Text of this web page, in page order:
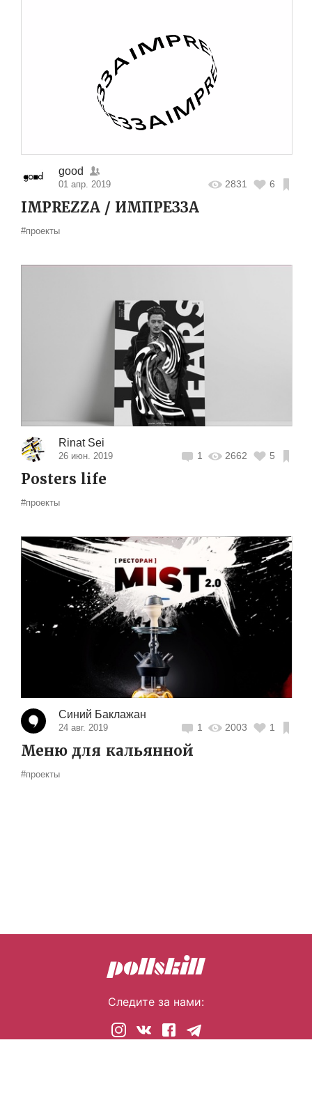
good
01 апр. 2019 2831 6
IMPREZZA / ИМПРЕЗЗА
#проекты
Rinat Sei
26 июн. 2019 1 2662 5
Posters life
#проекты
Синий Баклажан
24 авг. 2019 1 2003 1
Меню для кальянной
#проекты
Следите за нами: